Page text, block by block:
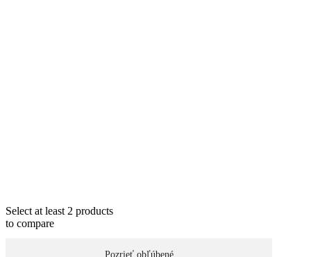
Pozrieť obľúbené
Select at least 2 products
to compare